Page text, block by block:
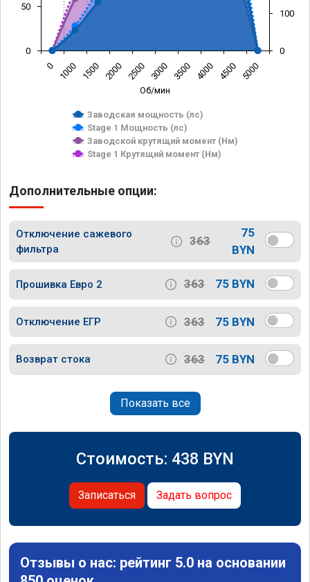
Об/мин
Заводская мощность (лс)
Stage 1 Мощность (лс)
Заводской крутящий момент (Нм)
Stage 1 Крутящий момент (Нм)
0 1000 1500 2000 2500 3000 3500 4000 4500 5000
0
50
0
100
Дополнительные опции:
Отключение сажевого
фильтра
363
75
BYN
Прошивка Евро 2 363 75 BYN
Отключение ЕГР 363 75 BYN
Возврат стока 363 75 BYN
Показать все
Стоимость: 438 BYN
Записаться Задать вопрос
Отзывы о нас: рейтинг 5.0 на основании